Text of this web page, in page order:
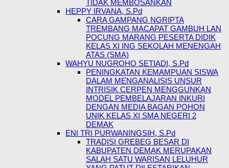
TIDAK MEMBOSANKAN
HEPPY IRVANA, S.Pd
CARA GAMPANG NGRIPTA
TREMBANG MACAPAT GAMBUH LAN
POCUNG MARANG PESERTA DIDIK
KELAS XI ING SEKOLAH MENENGAH
ATAS (SMA)
WAHYU NUGROHO SETIADI, S.Pd
PENINGKATAN KEMAMPUAN SISWA
DALAM MENGANALISIS UNSUR
INTRISIK CERPEN MENGGUNKAN
MODEL PEMBELAJARAN INKURI
DENGAN MEDIA BAGAN POHON
UNIK KELAS XI SMA NEGERI 2
DEMAK
ENI TRI PURWANINGSIH, S.Pd
TRADISI GREBEG BESAR DI
KABUPATEN DEMAK MERUPAKAN
SALAH SATU WARISAN LELUHUR